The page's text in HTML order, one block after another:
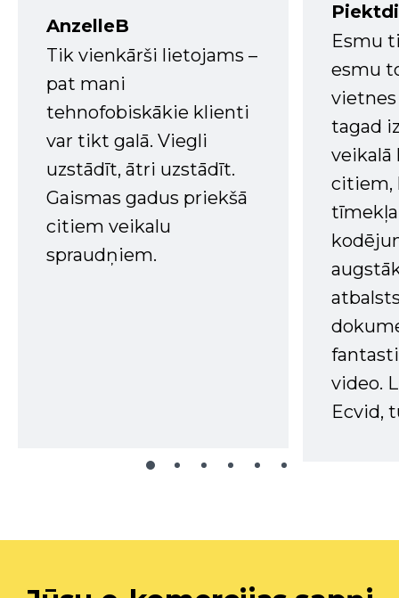
AnzelleB
Tik vienkārši lietojams –
pat mani
tehnofobiskākie klienti
var tikt galā. Viegli
uzstādīt, ātri uzstādīt.
Gaismas gadus priekšā
citiem veikalu
spraudņiem.
Esmu
esmu
tagad
veikalā
citiem,
tīmekļa
video.
Ecvid,